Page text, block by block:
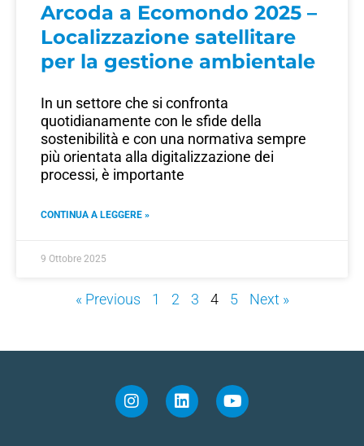
Arcoda a Ecomondo 2025 –
Localizzazione satellitare
per la gestione ambientale
In un settore che si confronta
quotidianamente con le sfide della
sostenibilità e con una normativa sempre
più orientata alla digitalizzazione dei
processi, è importante
CONTINUA A LEGGERE »
9 Ottobre 2025
« Previous 1 2 3 4 5 Next »